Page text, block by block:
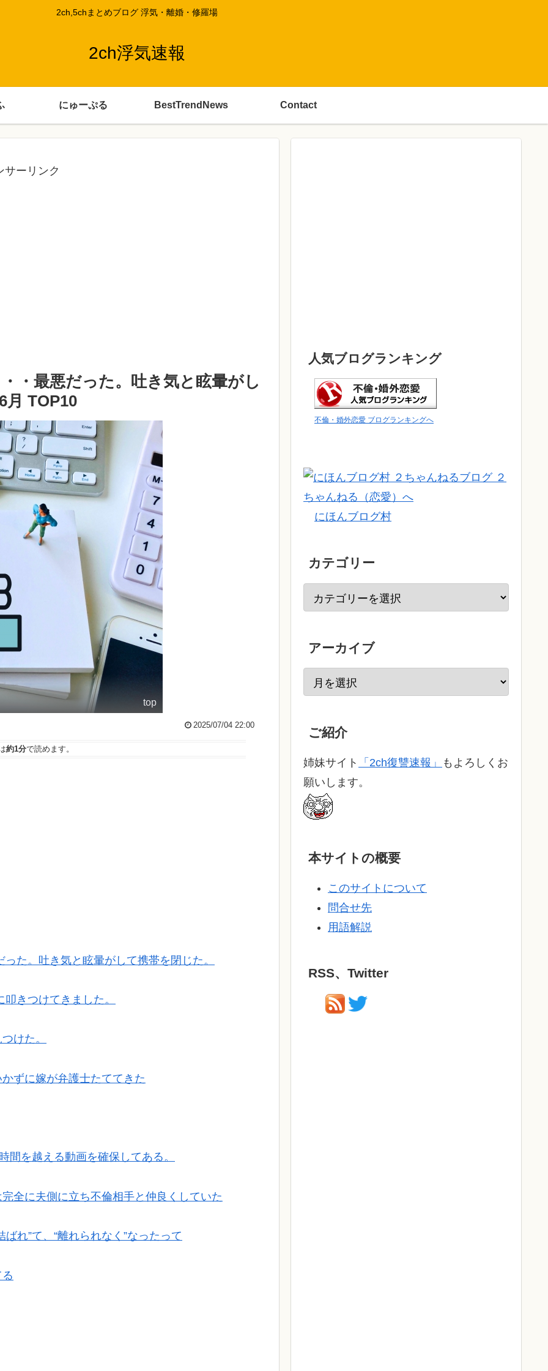
2ch,5chまとめブログ 浮気・離婚・修羅場
2ch浮気速報
にゅーぷる BestTrendNews Contact
サーリンク
・最悪だった。吐き気と眩暈がし
TOP10
top
2025/07/04 22:00
約1分で読めます。
た。吐き気と眩暈がして携帯を閉じた。
きつけてきました。
けた。
ずに嫁が弁護士たててきた
間を越える動画を確保してある。
全に夫側に立ち不倫相手と仲良くしていた
れ”て、“離れられなく”なったって
人気ブログランキング
不倫・婚外恋愛 ブログランキングへ
にほんブログ村
カテゴリー
アーカイブ
ご紹介
姉妹サイト 「2ch復讐速報」
もよろしくお
願いします。
本サイトの概要
このサイトについて
問合せ先
用語解説
RSS、Twitter